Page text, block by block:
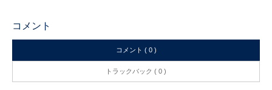
コメント
コメント ( 0 )
トラックバック ( 0 )